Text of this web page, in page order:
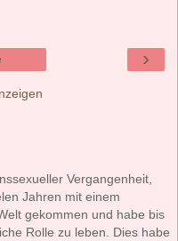
›
Vergangenheit,
Jahren mit einem
gekommen und habe bis
Rolle zu leben. Dies habe